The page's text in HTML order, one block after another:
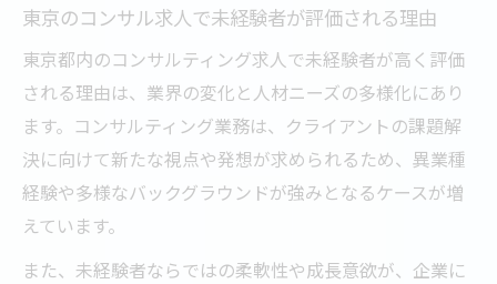
東京のコンサル求人で未経験者が評価される理由
東京都内のコンサルティング求人で未経験者が高く評価
される理由は、業界の変化と人材ニーズの多様化にあり
ます。コンサルティング業務は、クライアントの課題解
決に向けて新たな視点や発想が求められるため、異業種
経験や多様なバックグラウンドが強みとなるケースが増
えています。
また、未経験者ならではの柔軟性や成長意欲が、企業に